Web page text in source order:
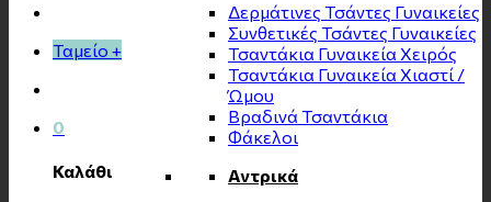
Ταμείο +
0
Καλάθι
Δερμάτινες Τσάντες Γυναικείες
Συνθετικές Τσάντες Γυναικείες
Τσαντάκια Γυναικεία Χειρός
Τσαντάκια Γυναικεία Χιαστί /
Ώμου
Βραδινά Τσαντάκια
Φάκελοι
Αντρικά